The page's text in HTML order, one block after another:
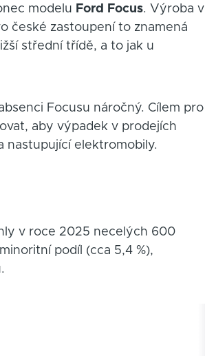
modelu Ford Focus. Výroba v
české zastoupení to znamená
střední třídě, a to jak u
Focusu náročný. Cílem pro
aby výpadek v prodejích
nastupující elektromobily.
v roce 2025 necelých 600
podíl (cca 5,4 %),